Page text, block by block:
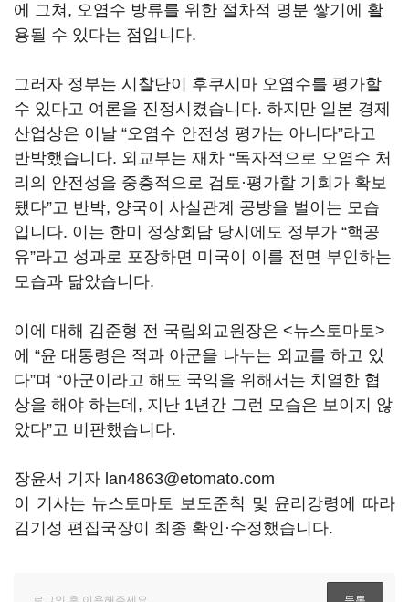
에 그쳐, 오염수 방류를 위한 절차적 명분 쌓기에 활
용될 수 있다는 점입니다.
그러자 정부는 시찰단이 후쿠시마 오염수를 평가할
수 있다고 여론을 진정시켰습니다. 하지만 일본 경제
산업상은 이날 “오염수 안전성 평가는 아니다”라고
반박했습니다. 외교부는 재차 “독자적으로 오염수 처
리의 안전성을 중층적으로 검토·평가할 기회가 확보
됐다”고 반박, 양국이 사실관계 공방을 벌이는 모습
입니다. 이는 한미 정상회담 당시에도 정부가 “핵공
유”라고 성과로 포장하면 미국이 이를 전면 부인하는
모습과 닮았습니다.
이에 대해 김준형 전 국립외교원장은 <뉴스토마토>
에 “윤 대통령은 적과 아군을 나누는 외교를 하고 있
다”며 “아군이라고 해도 국익을 위해서는 치열한 협
상을 해야 하는데, 지난 1년간 그런 모습은 보이지 않
았다”고 비판했습니다.
장윤서 기자 lan4863@etomato.com
이 기사는 뉴스토마토 보도준칙 및 윤리강령에 따라
김기성 편집국장이 최종 확인·수정했습니다.